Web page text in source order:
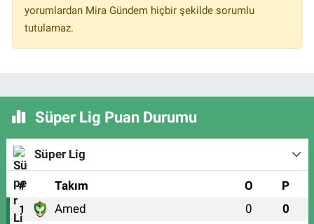
yorumlardan Mira Gündem hiçbir şekilde sorumlu
tutulamaz.
Süper Lig Puan Durumu
Süper Lig
# Takım O P
1 Amed 0 0